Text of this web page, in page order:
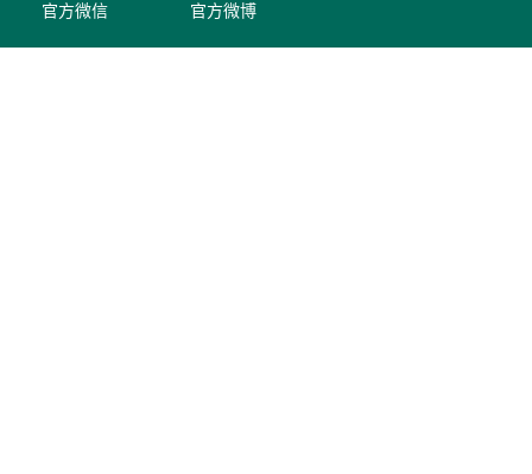
官方微信 官方微博